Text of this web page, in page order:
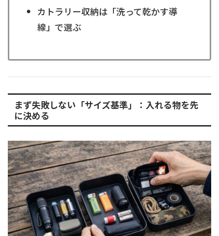
カトラリー収納は「洗って乾かす導
線」で選ぶ
まず失敗しない「サイズ基準」：入れる物を先
に決める